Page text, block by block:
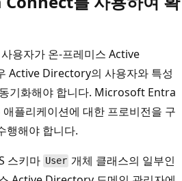
용자가 온-프레미스 Active
Active Directory의 사용자와 특성
기화해야 합니다. Microsoft Entra
플리케이션에 대한 프로비전을 구
행해야 합니다.
스키마 User 개체 클래스의 일부인